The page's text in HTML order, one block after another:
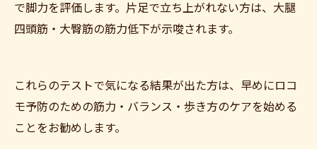
で脚力を評価します。片足で立ち上がれない方は、大腿
四頭筋・大臀筋の筋力低下が示唆されます。
これらのテストで気になる結果が出た方は、早めにロコ
モ予防のための筋力・バランス・歩き方のケアを始める
ことをお勧めします。